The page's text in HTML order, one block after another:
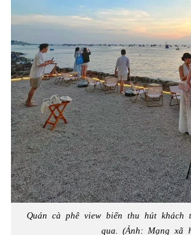
Quán cà phê view biển thu hút khách
qua. (Ảnh: Mạng xã